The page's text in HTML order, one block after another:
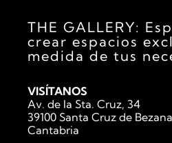
THE GALLERY:
crear espacios
medida de tus
VISÍTANOS
Av. de la Sta. Cruz, 34
39100 Santa Cruz de Bezana
Cantabria